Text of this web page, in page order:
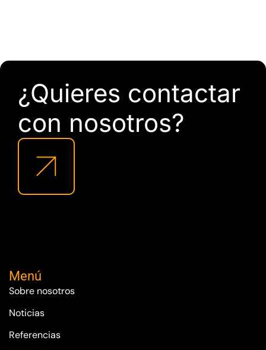
¿Quieres contactar
con nosotros?
Menú
Sobre nosotros
Noticias
Referencias